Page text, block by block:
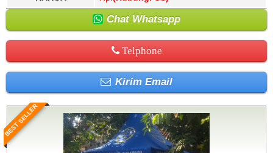
Chat Whatsapp
Telphone
Kirim Email
BEST SELLER